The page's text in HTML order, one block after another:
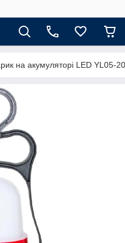
на акумуляторі LED YL05-